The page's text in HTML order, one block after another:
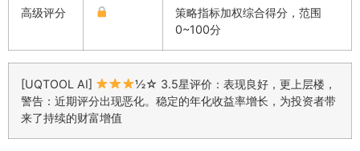
高级评分
策略指标加权综合得分，范围
0~100分
[UQTOOL AI]
½☆ 3.5星评价：表现良好，更上层楼，
警告：近期评分出现恶化。稳定的年化收益率增长，为投资者带
来了持续的财富增值